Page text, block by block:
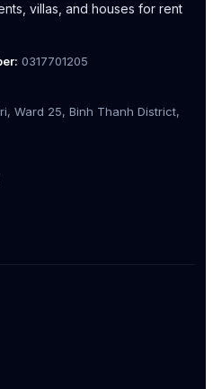
villas, and houses for rent
0317701205
Ward 25, Binh Thanh District,